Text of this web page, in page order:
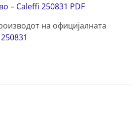
– Caleffi 250831 PDF
на официјалната